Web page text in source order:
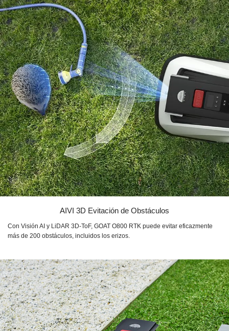
AIVI 3D Evitación de Obstáculos
Con Visión AI y LiDAR 3D-ToF, GOAT O800 RTK puede evitar eficazmente
más de 200 obstáculos, incluidos los erizos.